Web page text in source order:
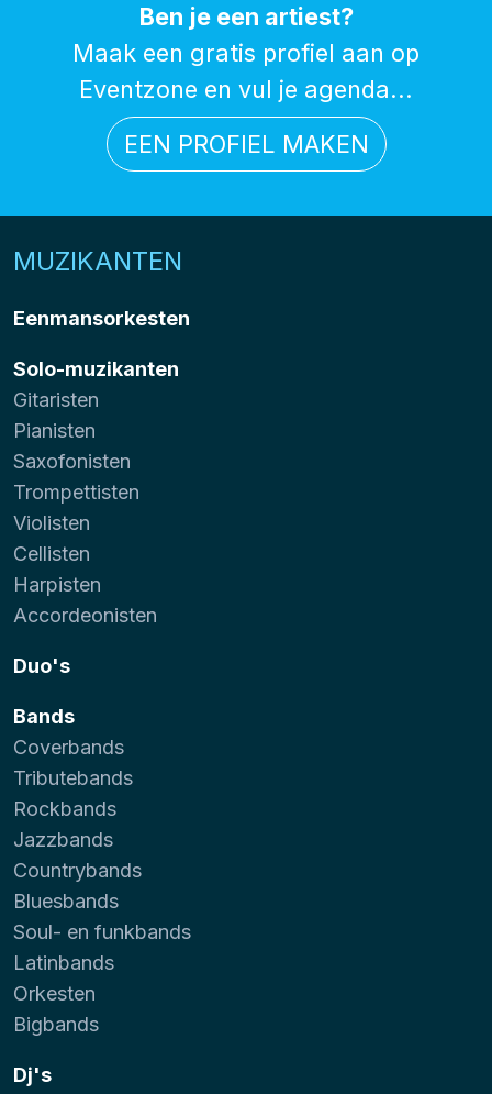
Ben je een artiest?
Maak een gratis profiel aan op
Eventzone en vul je agenda...
EEN PROFIEL MAKEN
MUZIKANTEN
Eenmansorkesten
Solo-muzikanten
Gitaristen
Pianisten
Saxofonisten
Trompettisten
Violisten
Cellisten
Harpisten
Accordeonisten
Duo's
Bands
Coverbands
Tributebands
Rockbands
Jazzbands
Countrybands
Bluesbands
Soul- en funkbands
Latinbands
Orkesten
Bigbands
Dj's